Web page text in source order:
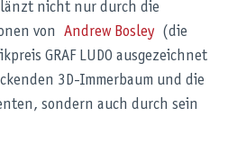
nicht nur durch die
von Andrew Bosley (die
GRAF LUDO ausgezeichnet
3D-Immerbaum und die
sondern auch durch sein